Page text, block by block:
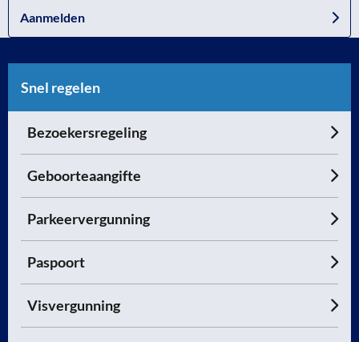
Aanmelden
Snel regelen
Bezoekersregeling
Geboorteaangifte
Parkeervergunning
Paspoort
Visvergunning